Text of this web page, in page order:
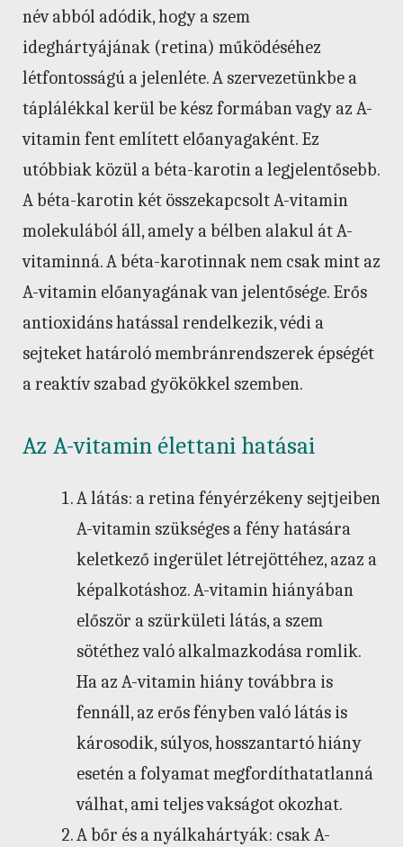
név abból adódik, hogy a szem
ideghártyájának (retina) működéséhez
létfontosságú a jelenléte. A szervezetünkbe a
táplálékkal kerül be kész formában vagy az A-
vitamin fent említett előanyagaként. Ez
utóbbiak közül a béta-karotin a legjelentősebb.
A béta-karotin két összekapcsolt A-vitamin
molekulából áll, amely a bélben alakul át A-
vitaminná. A béta-karotinnak nem csak mint az
A-vitamin előanyagának van jelentősége. Erős
antioxidáns hatással rendelkezik, védi a
sejteket határoló membránrendszerek épségét
a reaktív szabad gyökökkel szemben.
Az A-vitamin élettani hatásai
A látás: a retina fényérzékeny sejtjeiben
A-vitamin szükséges a fény hatására
keletkező ingerület létrejöttéhez, azaz a
képalkotáshoz. A-vitamin hiányában
először a szürkületi látás, a szem
sötéthez való alkalmazkodása romlik.
Ha az A-vitamin hiány továbbra is
fennáll, az erős fényben való látás is
károsodik, súlyos, hosszantartó hiány
esetén a folyamat megfordíthatatlanná
válhat, ami teljes vakságot okozhat.
A bőr és a nyálkahártyák: csak A-